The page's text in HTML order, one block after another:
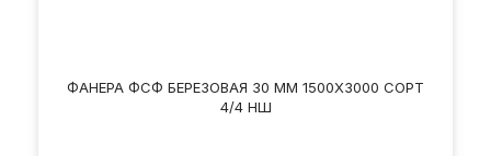
ФАНЕРА ФСФ БЕРЕЗОВАЯ 30 ММ 1500Х3000 СОРТ
4/4 НШ